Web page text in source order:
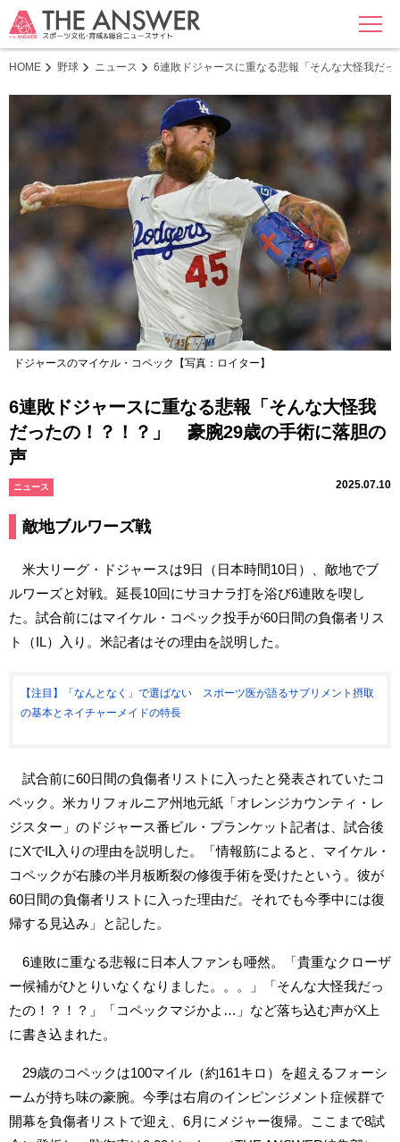
MENU
HOME 野球 ニュース 6連敗ドジャースに重なる悲報「そんな大怪我だ
ドジャースのマイケル・コペック【写真：ロイター】
6連敗ドジャースに重なる悲報「そんな大怪我
だったの！？！？」 豪腕29歳の手術に落胆の
声
ニュース 2025.07.10
敵地ブルワーズ戦
米大リーグ・ドジャースは9日（日本時間10日）、敵地でブ
ルワーズと対戦。延長10回にサヨナラ打を浴び6連敗を喫し
た。試合前にはマイケル・コペック投手が60日間の負傷者リス
ト（IL）入り。米記者はその理由を説明した。
【注目】「なんとなく」で選ばない スポーツ医が語るサプリメント摂取
の基本とネイチャーメイドの特長
試合前に60日間の負傷者リストに入ったと発表されていたコ
ペック。米カリフォルニア州地元紙「オレンジカウンティ・レ
ジスター」のドジャース番ビル・プランケット記者は、試合後
にXでIL入りの理由を説明した。「情報筋によると、マイケル・
コペックが右膝の半月板断裂の修復手術を受けたという。彼が
60日間の負傷者リストに入った理由だ。それでも今季中には復
帰する見込み」と記した。
6連敗に重なる悲報に日本人ファンも唖然。「貴重なクローザ
ー候補がひとりいなくなりました。。。」「そんな大怪我だっ
たの！？！？」「コペックマジかよ…」など落ち込む声がX上
に書き込まれた。
29歳のコペックは100マイル（約161キロ）を超えるフォーシ
ームが持ち味の豪腕。今季は右肩のインピンジメント症候群で
開幕を負傷者リストで迎え、6月にメジャー復帰。ここまで8試